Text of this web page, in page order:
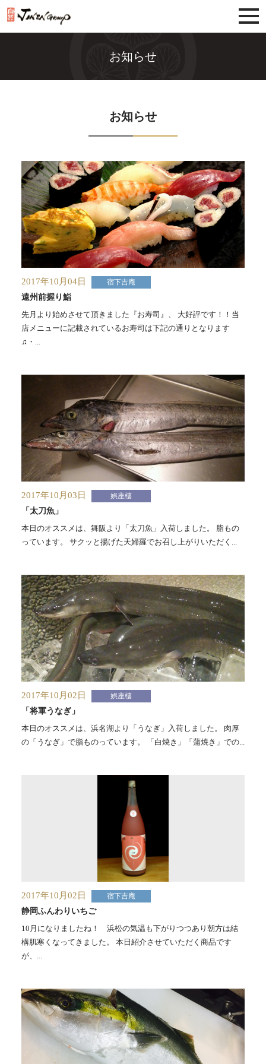
お知らせ
お知らせ
2017年10月04日 宿下吉庵
遠州前握り鮨
先月より始めさせて頂きました『お寿司』、 大好評です！！当
店メニューに記載されているお寿司は下記の通りとなります
♫・...
2017年10月03日 娯座樓
「太刀魚」
本日のオススメは、舞阪より「太刀魚」入荷しました。 脂もの
っています。 サクッと揚げた天婦羅でお召し上がりいただく...
2017年10月02日 娯座樓
「将軍うなぎ」
本日のオススメは、浜名湖より「うなぎ」入荷しました。 肉厚
の「うなぎ」で脂ものっています。 「白焼き」「蒲焼き」での...
2017年10月02日 宿下吉庵
静岡ふんわりいちご
10月になりましたね！ 浜松の気温も下がりつつあり朝方は結
構肌寒くなってきました。 本日紹介させていただく商品です
が、...